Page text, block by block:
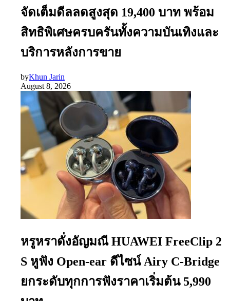
จัดเต็มดีลลดสูงสุด 19,400 บาท พร้อม
สิทธิพิเศษครบครันทั้งความบันเทิงและ
บริการหลังการขาย
byKhun Jarin
August 8, 2026
หรูหราดั่งอัญมณี HUAWEI FreeClip 2
S หูฟัง Open-ear ดีไซน์ Airy C-Bridge
ยกระดับทุกการฟังราคาเริ่มต้น 5,990